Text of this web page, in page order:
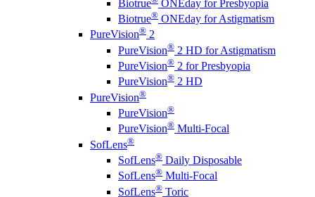
Biotrue
ONEday for Presbyopia
Biotrue® ONEday for Astigmatism
PureVision® 2
PureVision® 2 HD for Astigmatism
PureVision® 2 for Presbyopia
PureVision® 2 HD
PureVision®
PureVision®
PureVision® Multi-Focal
SofLens®
SofLens® Daily Disposable
SofLens® Multi-Focal
SofLens® Toric